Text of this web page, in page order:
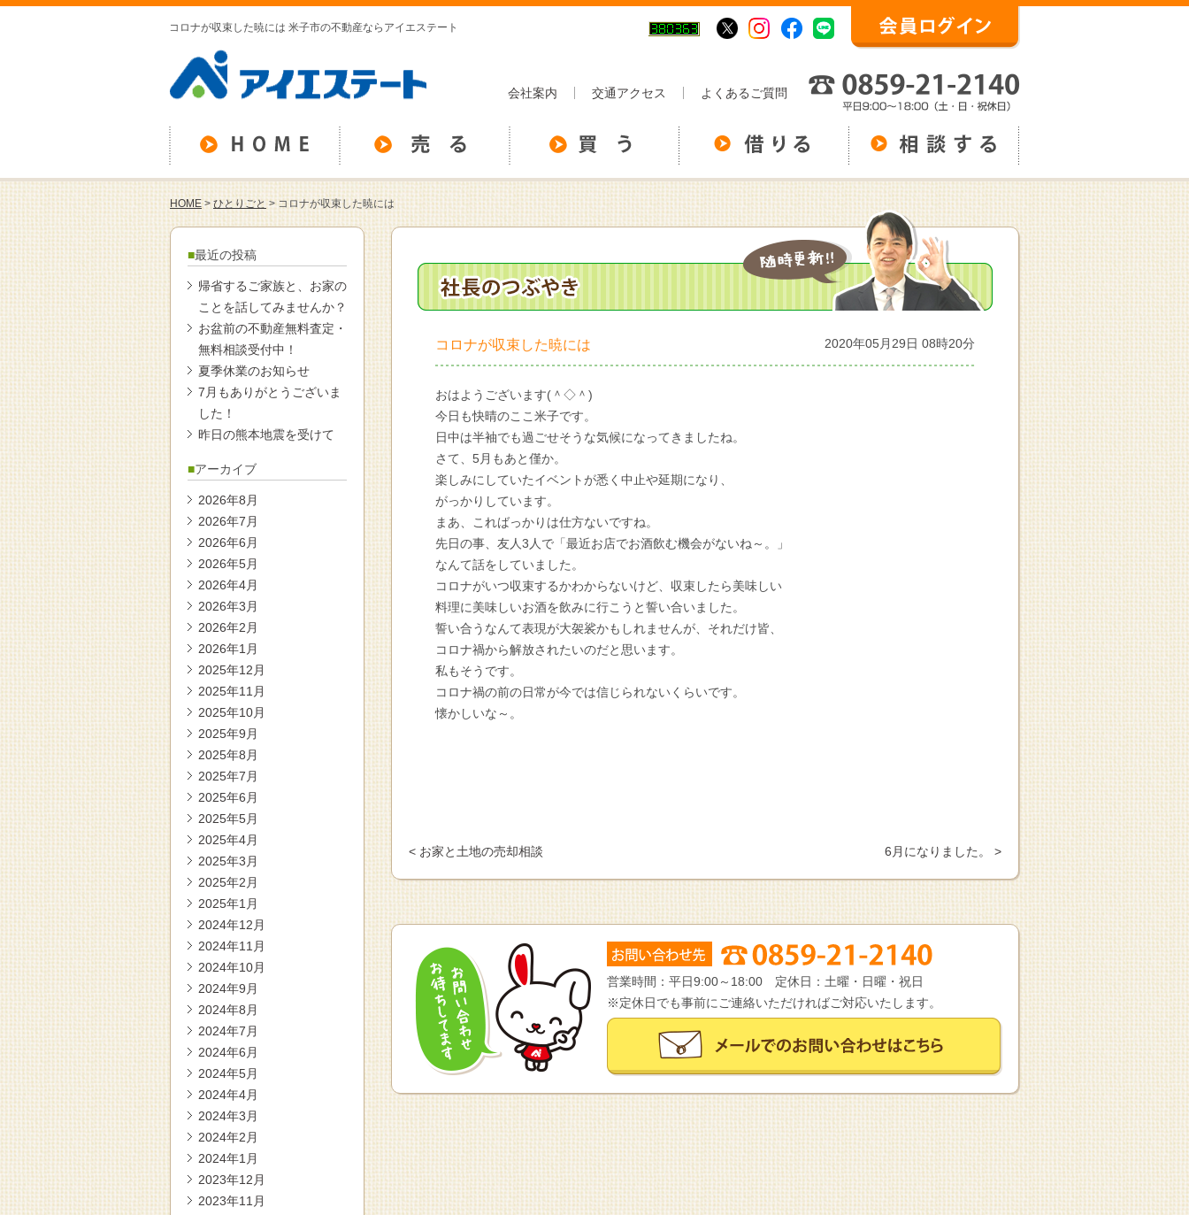
コロナが収束した暁には 米子市の不動産ならアイエステート
会社案内 交通アクセス よくあるご質問
HOME>ひとりごと >コロナが収束した暁には
コロナが収束した暁には 2020年05月29日 08時20分
おはようございます(＾◇＾)
今日も快晴のここ米子です。
日中は半袖でも過ごせそうな気候になってきましたね。
さて、5月もあと僅か。
楽しみにしていたイベントが悉く中止や延期になり、
がっかりしています。
まあ、こればっかりは仕方ないですね。
先日の事、友人3人で「最近お店でお酒飲む機会がないね～。」
なんて話をしていました。
コロナがいつ収束するかわからないけど、収束したら美味しい
料理に美味しいお酒を飲みに行こうと誓い合いました。
誓い合うなんて表現が大袈裟かもしれませんが、それだけ皆、
コロナ禍から解放されたいのだと思います。
私もそうです。
コロナ禍の前の日常が今では信じられないくらいです。
懐かしいな～。
< お家と土地の売却相談 6月になりました。 >
営業時間：平日9:00～18:00 定休日：土曜・日曜・祝日
※定休日でも事前にご連絡いただければご対応いたします。
最近の投稿
帰省するご家族と、お家の
ことを話してみませんか？
お盆前の不動産無料査定・
無料相談受付中！
夏季休業のお知らせ
7月もありがとうございま
した！
昨日の熊本地震を受けて
アーカイブ
2026年8月
2026年7月
2026年6月
2026年5月
2026年4月
2026年3月
2026年2月
2026年1月
2025年12月
2025年11月
2025年10月
2025年9月
2025年8月
2025年7月
2025年6月
2025年5月
2025年4月
2025年3月
2025年2月
2025年1月
2024年12月
2024年11月
2024年10月
2024年9月
2024年8月
2024年7月
2024年6月
2024年5月
2024年4月
2024年3月
2024年2月
2024年1月
2023年12月
2023年11月